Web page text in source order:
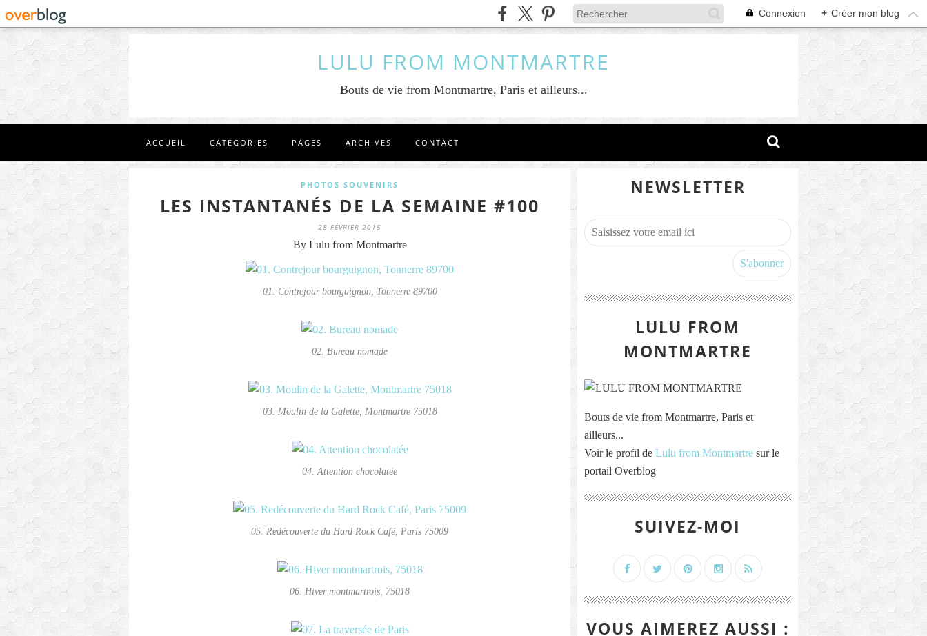
Connexion + Créer mon blog
LULU FROM MONTMARTRE
Bouts de vie from Montmartre, Paris et ailleurs...
ACCUEIL CATÉGORIES PAGES ARCHIVES CONTACT
PHOTOS SOUVENIRS
LES INSTANTANÉS DE LA SEMAINE #100
28 FÉVRIER 2015
By Lulu from Montmartre
01. Contrejour bourguignon, Tonnerre 89700
02. Bureau nomade
03. Moulin de la Galette, Montmartre 75018
04. Attention chocolatée
05. Redécouverte du Hard Rock Café, Paris 75009
06. Hiver montmartrois, 75018
NEWSLETTER
LULU FROM
MONTMARTRE
Bouts de vie from Montmartre, Paris et
ailleurs...
Voir le profil de Lulu from Montmartre sur le
portail Overblog
SUIVEZ-MOI
VOUS AIMEREZ AUSSI :